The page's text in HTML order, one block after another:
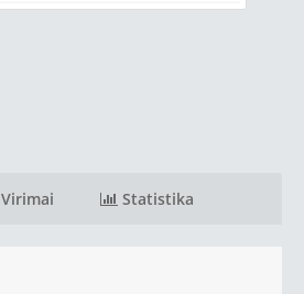
Virimai Statistika